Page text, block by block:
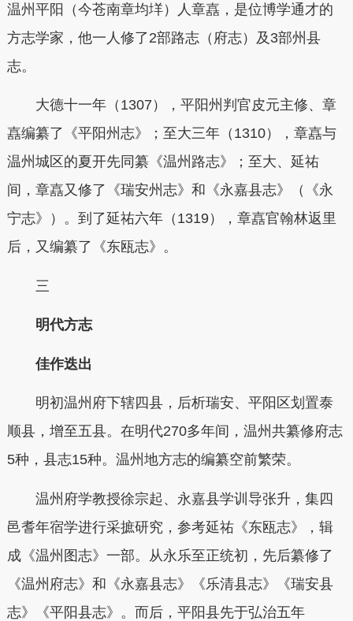
温州平阳（今苍南章均垟）人章嚞，是位博学通才的
方志学家，他一人修了2部路志（府志）及3部州县
志。
大德十一年（1307），平阳州判官皮元主修、章
嚞编纂了《平阳州志》；至大三年（1310），章嚞与
温州城区的夏开先同纂《温州路志》；至大、延祐
间，章嚞又修了《瑞安州志》和《永嘉县志》（《永
宁志》）。到了延祐六年（1319），章嚞官翰林返里
后，又编纂了《东瓯志》。
三
明代方志
佳作迭出
明初温州府下辖四县，后析瑞安、平阳区划置泰
顺县，增至五县。 在明代270多年间，温州共纂修府志
5种，县志15种。 温州地方志的编纂空前繁荣。
温州府学教授徐宗起、永嘉县学训导张升，集四
邑耆年宿学进行采摭研究，参考延祐《东瓯志》，辑
成《温州图志》一部。从永乐至正统初，先后纂修了
《温州府志》和《永嘉县志》《乐清县志》《瑞安县
志》《平阳县志》。而后，平阳县先于弘治五年